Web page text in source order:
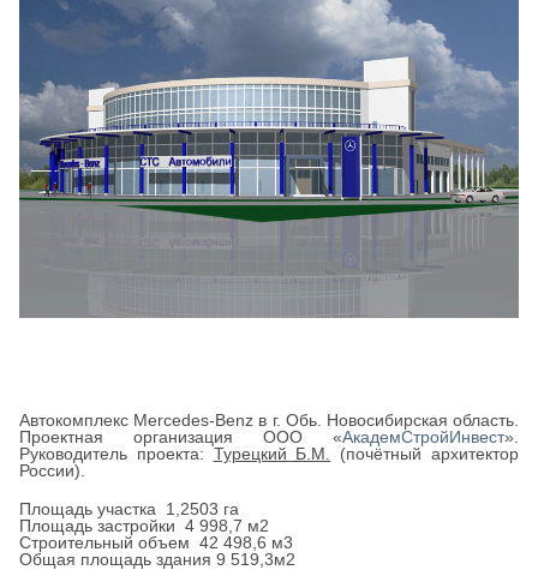
Автокомплекс Merсedes-Benz в г. Обь. Новосибирская область.
Проектная организация ООО «АкадемСтройИнвест».
Руководитель проекта: Турецкий Б.М.
(почётный архитектор
России).
Площадь участка 1,2503 га
Площадь застройки 4 998,7 м2
Строительный объем 42 498,6 м3
Общая площадь здания 9 519,3м2